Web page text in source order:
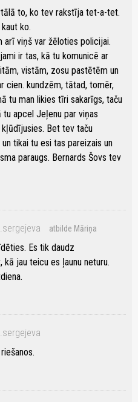
to, ko tev rakstīja tet-a-tet.
ko.
arī viņš var žēloties policijai.
ir tas, kā tu komunicē ar
vistām, zosu pastētēm un
cien. kundzēm, tātad, tomēr,
tu man likies tīri sakarīgs, taču
apcel Jeļenu par viņas
Bet tev taču
tikai tu esi tas pareizais un
paraugs. Bernards Šovs tev
atbilde Māriņa
Es tik daudz
kā jau teicu es ļaunu neturu.